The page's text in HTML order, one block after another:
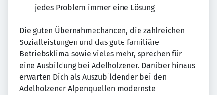
jedes Problem immer eine Lösung
Die guten Übernahmechancen, die zahlreichen
Sozialleistungen und das gute familiäre
Betriebsklima sowie vieles mehr, sprechen für
eine Ausbildung bei Adelholzener. Darüber hinaus
erwarten Dich als Auszubildender bei den
Adelholzener Alpenquellen modernste